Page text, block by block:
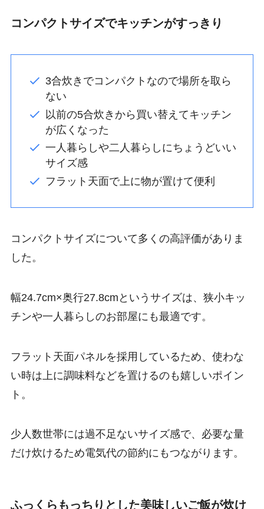
コンパクトサイズでキッチンがすっきり
3合炊きでコンパクトなので場所を取ら
ない
以前の5合炊きから買い替えてキッチン
が広くなった
一人暮らしや二人暮らしにちょうどいい
サイズ感
フラット天面で上に物が置けて便利
コンパクトサイズについて多くの高評価がありま
した。
幅24.7cm×奥行27.8cmというサイズは、狭小キッ
チンや一人暮らしのお部屋にも最適です。
フラット天面パネルを採用しているため、使わな
い時は上に調味料などを置けるのも嬉しいポイン
ト。
少人数世帯には過不足ないサイズ感で、必要な量
だけ炊けるため電気代の節約にもつながります。
ふっくらもっちりとした美味しいご飯が炊け